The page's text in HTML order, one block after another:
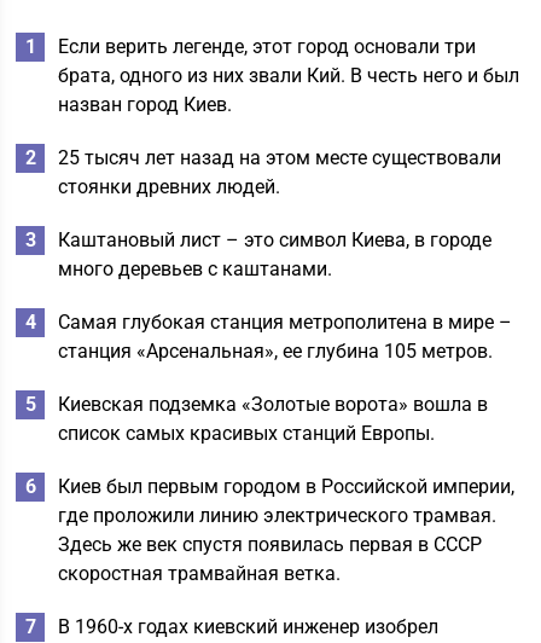
Если верить легенде, этот город основали три
брата, одного из них звали Кий. В честь него и был
назван город Киев.
25 тысяч лет назад на этом месте существовали
стоянки древних людей.
Каштановый лист – это символ Киева, в городе
много деревьев с каштанами.
Самая глубокая станция метрополитена в мире –
станция «Арсенальная», ее глубина 105 метров.
Киевская подземка «Золотые ворота» вошла в
список самых красивых станций Европы.
Киев был первым городом в Российской империи,
где проложили линию электрического трамвая.
Здесь же век спустя появилась первая в СССР
скоростная трамвайная ветка.
В 1960-х годах киевский инженер изобрел